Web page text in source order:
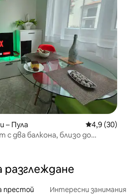
– Пула Средна
4,9 (30)
два балкона, близо до
престой Интересни занимания